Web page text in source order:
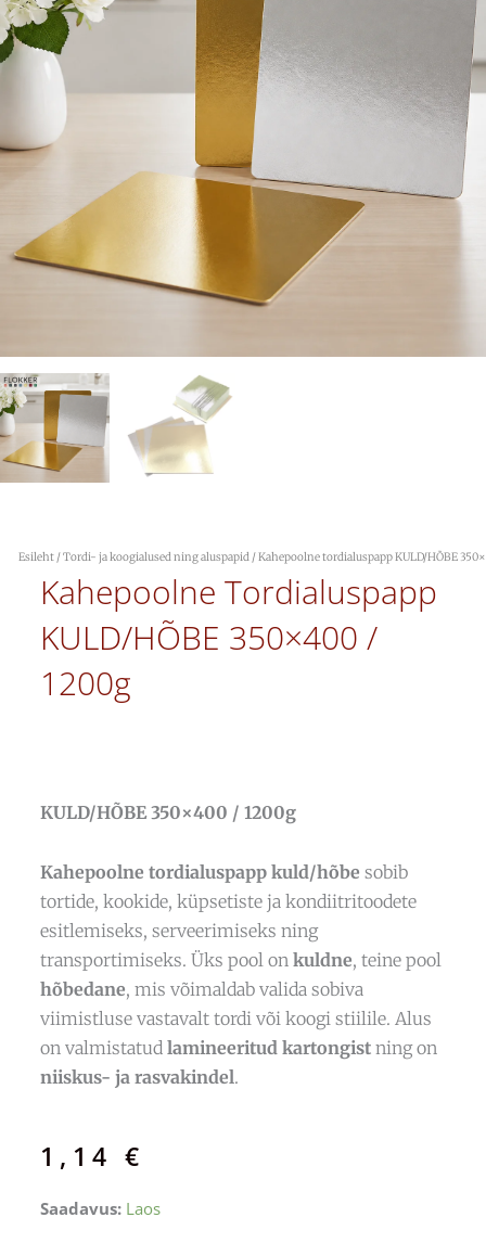
Esileht /Tordi- ja koogialused ning aluspapid / Kahepoolne tordialuspapp KULD/HÕBE
Kahepoolne Tordialuspapp
KULD/HÕBE 350×400 /
1200g
KULD/HÕBE 350×400 / 1200g
Kahepoolne tordialuspapp kuld/hõbe sobib
tortide, kookide, küpsetiste ja kondiitritoodete
esitlemiseks, serveerimiseks ning
transportimiseks. Üks pool on kuldne, teine pool
hõbedane, mis võimaldab valida sobiva
viimistluse vastavalt tordi või koogi stiilile. Alus
on valmistatud lamineeritud kartongist ning on
niiskus- ja rasvakindel.
1,14 €
Saadavus: Laos
Kahepoolne